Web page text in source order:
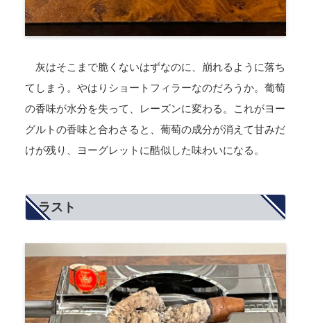
灰はそこまで脆くないはずなのに、崩れるように落ち
てしまう。やはりショートフィラーなのだろうか。葡萄
の香味が水分を失って、レーズンに変わる。これがヨー
グルトの香味と合わさると、葡萄の成分が消えて甘みだ
けが残り、ヨーグレットに酷似した味わいになる。
ラスト